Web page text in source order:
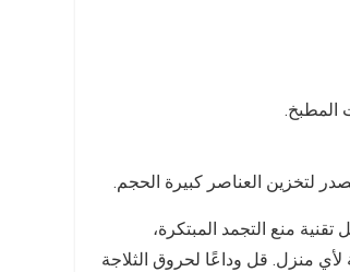
المطبخ.
لتخزين العناصر كبيرة الحجم.
مطبخ. بفضل تقنية منع التجمد المبتكرة،
لأي منزل. قل وداعًا لحروق الثلاجة